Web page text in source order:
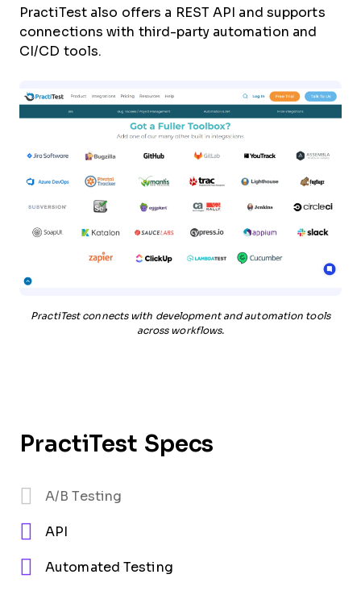
PractiTest also offers a REST API and supports
connections with third-party automation and
CI/CD tools.
PractiTest connects with development and automation tools
across workflows.
PractiTest Specs
A/B Testing
API
Automated Testing